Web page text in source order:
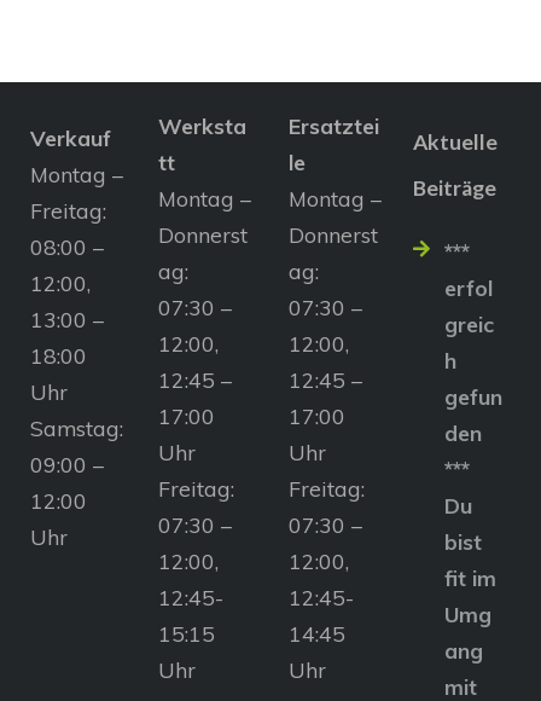
Verkauf
Montag –
Freitag:
08:00 –
12:00,
13:00 –
18:00
Uhr
Samstag:
09:00 –
12:00
Uhr
Werksta
tt
Montag –
Donnerst
ag:
07:30 –
12:00,
12:45 –
17:00
Uhr
Freitag:
07:30 –
12:00,
12:45-
15:15
Uhr
Ersatztei
le
Montag –
Donnerst
ag:
07:30 –
12:00,
12:45 –
17:00
Uhr
Freitag:
07:30 –
12:00,
12:45-
14:45
Uhr
Aktuelle
Beiträge
***
erfol
greic
h
gefun
den
***
Du
bist
fit im
Umg
ang
mit